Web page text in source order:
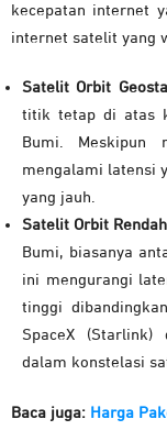
kecepatan internet
internet satelit yang
Satelit Orbit
titik tetap di atas
Bumi. Meskipun
mengalami latensi
yang jauh.
Satelit Orbit Rendah
Bumi, biasanya
ini mengurangi
tinggi
SpaceX (Starlink)
dalam konstelasi
Baca juga: Harga